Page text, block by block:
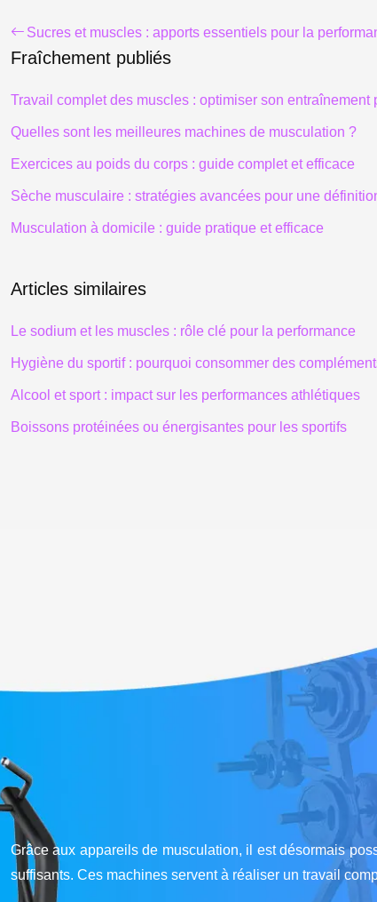
Sucres et muscles : apports essentiels pour la
Fraîchement publiés
Travail complet des muscles : optimiser son entraînement
Quelles sont les meilleures machines de musculation ?
Exercices au poids du corps : guide complet et efficace
Sèche musculaire : stratégies avancées pour une
Musculation à domicile : guide pratique et efficace
Articles similaires
Le sodium et les muscles : rôle clé pour la performance
Hygiène du sportif : pourquoi consommer des
Alcool et sport : impact sur les performances athlétiques
Boissons protéinées ou énergisantes pour les sportifs
Grâce aux appareils de musculation, il est désormais
suffisants. Ces machines servent à réaliser un travail